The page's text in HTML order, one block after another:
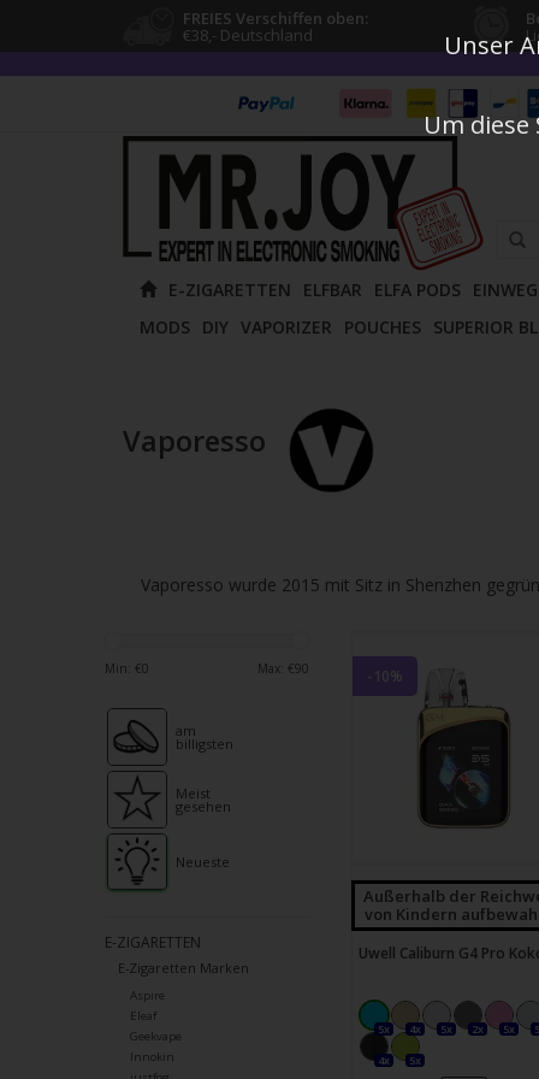
FREIES Verschiffen oben:
€38,- Deutschland
die
Pfeile
um
von
E-ZIGARETTEN ELFBAR ELFA PODS
MODS DIY VAPORIZER POUCHES SUPERIOR
Vaporesso
Vaporesso wurde 2015 mit Sitz in Shenzhen
Min: €0 Max: €90
am
billigsten
Meist
gesehen
Neueste
E-ZIGARETTEN
E-Zigaretten Marken
Aspire
Eleaf
Geekvape
Innokin
-10%
Außerhalb der
von Kindern
Uwell Caliburn G4 Pro
5x 4x 5x 2x 5x
4x 5x
Unser
Um diese